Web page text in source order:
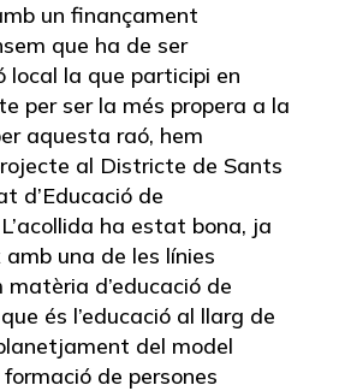
un finançament
que ha de ser
local la que participi en
per ser la més propera a la
aquesta raó, hem
al Districte de Sants
d’Educació de
ha estat bona, ja
una de les línies
d’educació de
és l’educació al llarg de
del model
de persones